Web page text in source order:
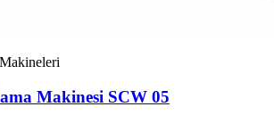
Makinesi SCW 05